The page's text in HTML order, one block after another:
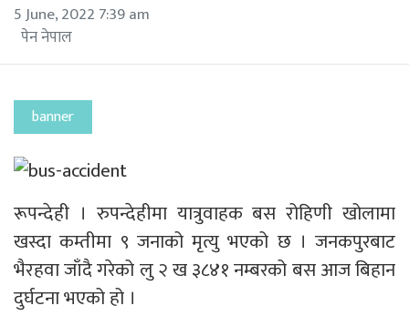
5 June, 2022 7:39 am
पेन नेपाल
banner
रूपन्देही । रुपन्देहीमा यात्रुवाहक बस रोहिणी खोलामा
खस्दा कम्तीमा ९ जनाको मृत्यु भएको छ । जनकपुरबाट
भैरहवा जाँदै गरेको लु २ ख ३८४१ नम्बरको बस आज बिहान
दुर्घटना भएको हो ।